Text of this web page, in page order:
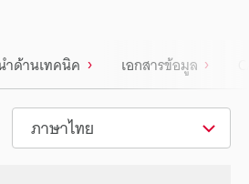
ำด้านเทคนิค เอกสารข้อมูล
ภาษาไทย